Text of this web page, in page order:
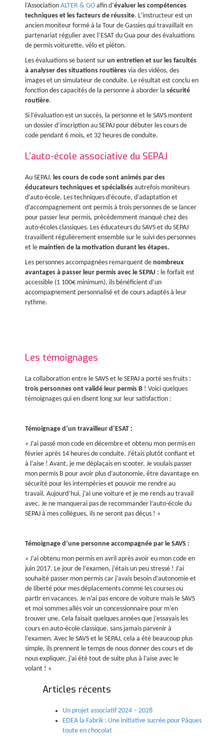
l’Association ALTER & GO afin d’évaluer les compétences
techniques et les facteurs de réussite. L’instructeur est un
ancien moniteur formé à la Tour de Gassies qui travaillait en
partenariat régulier avec l’ESAT du Gua pour des évaluations
de permis voiturette, vélo et piéton.
Les évaluations se basent sur un entretien et sur les facultés
à analyser des situations routières via des vidéos, des
images et un simulateur de conduite. Le résultat est conclu en
fonction des capacités de la personne à aborder la sécurité
routière.
Si l’évaluation est un succès, la personne et le SAVS montent
un dossier d’inscription au SEPAJ pour débuter les cours de
code pendant 6 mois, et 32 heures de conduite.
L’auto-école associative du SEPAJ
Au SEPAJ, les cours de code sont animés par des
éducateurs techniques et spécialisés autrefois moniteurs
d’auto-école. Les techniques d’écoute, d’adaptation et
d’accompagnement ont permis à trois personnes de se lancer
pour passer leur permis, précédemment manqué chez des
auto-écoles classiques. Les éducateurs du SAVS et du SEPAJ
travaillent régulièrement ensemble sur le suivi des personnes
et le maintien de la motivation durant les étapes.
Les personnes accompagnées remarquent de nombreux
avantages à passer leur permis avec le SEPAJ : le forfait est
accessible (1 100€ minimum), ils bénéficient d’un
accompagnement personnalisé et de cours adaptés à leur
rythme.
Les témoignages
La collaboration entre le SAVS et le SEPAJ a porté ses fruits :
trois personnes ont validé leur permis B ! Voici quelques
témoignages qui en disent long sur leur satisfaction :
Témoignage d’un travailleur d’ESAT :
« J’ai passé mon code en décembre et obtenu mon permis en
février après 14 heures de conduite. J’étais plutôt confiant et
à l’aise ! Avant, je me déplaçais en scooter. Je voulais passer
mon permis B pour avoir plus d’autonomie, être davantage en
sécurité pour les intempéries et pouvoir me rendre au
travail. Aujourd’hui, j’ai une voiture et je me rends au travail
avec. Je ne manquerai pas de recommander l’auto-école du
SEPAJ à mes collègues, ils ne seront pas déçus ! »
Témoignage d’une personne accompagnée par le SAVS :
« J’ai obtenu mon permis en avril après avoir eu mon code en
juin 2017. Le jour de l’examen, j’étais un peu stressé ! J’ai
souhaité passer mon permis car j’avais besoin d’autonomie et
de liberté pour mes déplacements comme les courses ou
partir en vacances. Je n’ai pas encore de voiture mais le SAVS
et moi sommes allés voir un concessionnaire pour m’en
trouver une. Cela faisait quelques années que j’essayais les
cours en auto-école classique, sans jamais parvenir à
l’examen. Avec le SAVS et le SEPAJ, cela a été beaucoup plus
simple, ils prennent le temps de nous donner des cours et de
nous expliquer, j’ai été tout de suite plus à l’aise avec le
volant ! »
Articles récents
Un projet associatif 2024 – 2028
EDEA la Fabrik : Une initiative sucrée pour Pâques
toute en chocolat